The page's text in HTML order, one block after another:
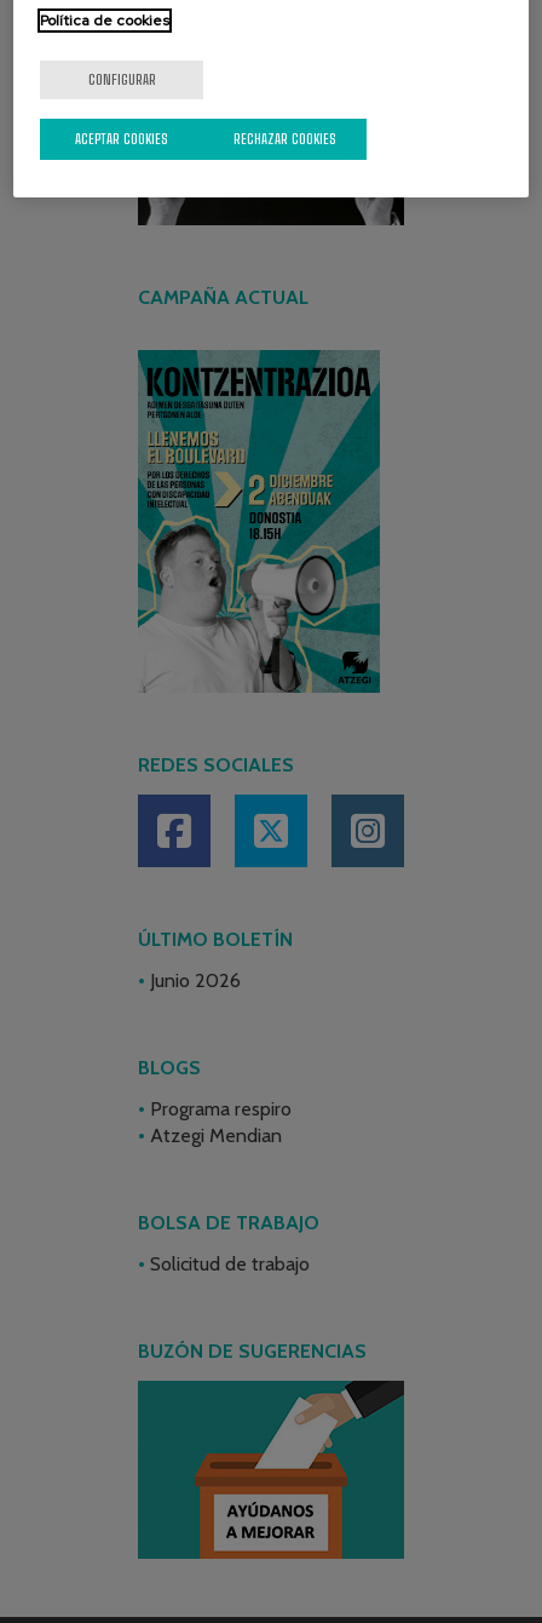
CAMPAÑA ACTUAL
REDES SOCIALES
ÚLTIMO BOLETÍN
Junio 2026
BLOGS
Programa respiro
Atzegi Mendian
BOLSA DE TRABAJO
Solicitud de trabajo
BUZÓN DE SUGERENCIAS
Política de cookies
CONFIGURAR
RECHAZAR COOKIES
ACEPTAR COOKIES